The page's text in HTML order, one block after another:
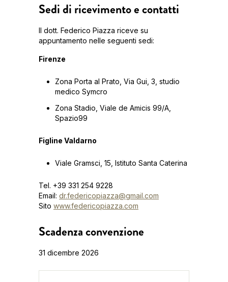
Sedi di ricevimento e contatti
Il dott. Federico Piazza riceve su
appuntamento nelle seguenti sedi:
Firenze
Zona Porta al Prato, Via Gui, 3, studio
medico Symcro
Zona Stadio, Viale de Amicis 99/A,
Spazio99
Figline Valdarno
Viale Gramsci, 15, Istituto Santa Caterina
Tel. +39 331 254 9228
Email: dr.federicopiazza@gmail.com
Sito www.federicopiazza.com
Scadenza convenzione
31 dicembre 2026